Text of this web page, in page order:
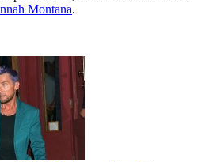
Montana.